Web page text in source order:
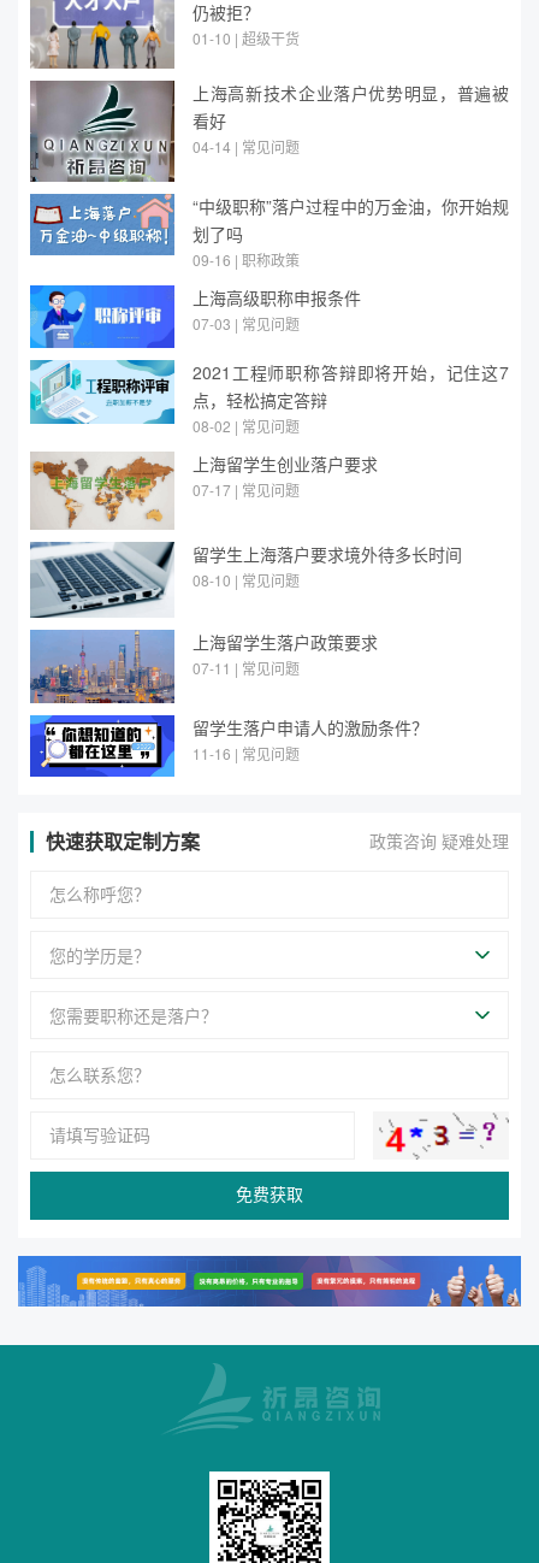
仍被拒？
01-10 | 超级干货
上海高新技术企业落户优势明显，普遍被
看好
04-14 | 常见问题
“中级职称”落户过程中的万金油，你开始规
划了吗
09-16 | 职称政策
上海高级职称申报条件
07-03 | 常见问题
2021工程师职称答辩即将开始，记住这7
点，轻松搞定答辩
08-02 | 常见问题
上海留学生创业落户要求
07-17 | 常见问题
留学生上海落户要求境外待多长时间
08-10 | 常见问题
上海留学生落户政策要求
07-11 | 常见问题
留学生落户申请人的激励条件？
11-16 | 常见问题
快速获取定制方案 政策咨询 疑难处理